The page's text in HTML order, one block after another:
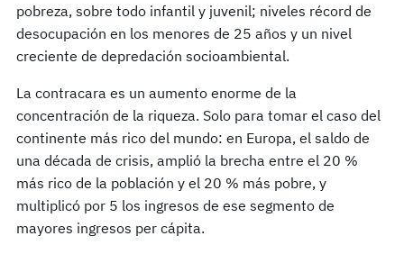
pobreza, sobre todo infantil y juvenil; niveles récord de
desocupación en los menores de 25 años y un nivel
creciente de depredación socioambiental.
La contracara es un aumento enorme de la
concentración de la riqueza. Solo para tomar el caso del
continente más rico del mundo: en Europa, el saldo de
una década de crisis, amplió la brecha entre el 20 %
más rico de la población y el 20 % más pobre, y
multiplicó por 5 los ingresos de ese segmento de
mayores ingresos per cápita.